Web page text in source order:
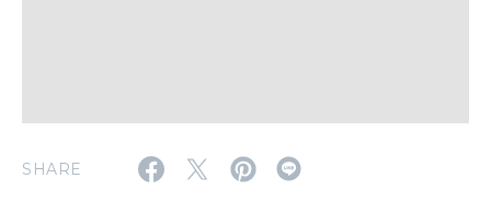
2026年6月号「大銀座 トレンドが生まれる 新しい一流店へ。」
SHARE